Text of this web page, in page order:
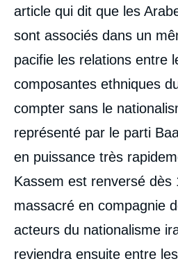
article qui dit que les
sont associés dans un
pacifie les relations entre
composantes ethniques
compter sans le
représenté par le parti
en puissance très
Kassem est renversé dès
massacré en compagnie
acteurs du nationalisme
reviendra ensuite entre